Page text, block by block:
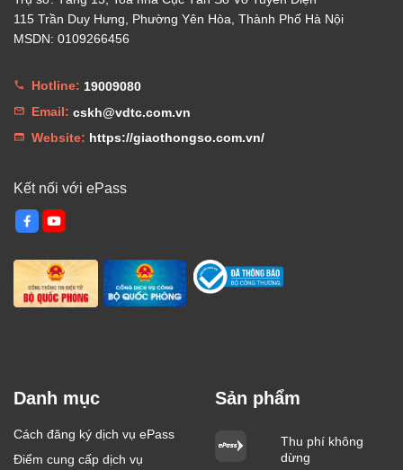
115 Trần Duy Hưng, Phường Yên Hòa, Thành Phố Hà Nội
MSDN: 0109266456
Hotline: 19009080
Email: cskh@vdtc.com.vn
Website: https://giaothongso.com.vn/
Kết nối với ePass
Danh mục
Cách đăng ký dịch vụ ePass
Điểm cung cấp dịch vụ
Sản phẩm
Thu phí không
dừng